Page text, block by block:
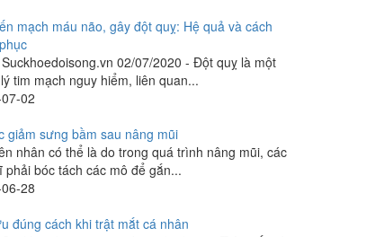
mạch máu não, gây đột quỵ: Hệ quả và cách
02/07/2020 - Đột quỵ là một
tim mạch nguy hiểm, liên quan...
02
giảm sưng bầm sau nâng mũi
nhân có thể là do trong quá trình nâng mũi, các
phải bóc tách các mô để gắn...
28
đúng cách khi trật mắt cá nhân